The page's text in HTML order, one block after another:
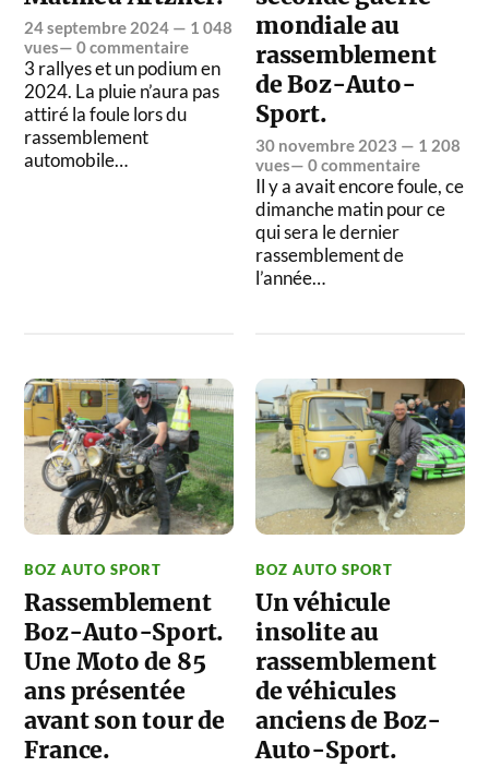
24 septembre 2024 — 1 048
vues—0 commentaire
3 rallyes et un podium en
2024. La pluie n’aura pas
attiré la foule lors du
rassemblement
automobile…
mondiale au
rassemblement
de Boz-Auto-
Sport.
30 novembre 2023 — 1 208
vues—0 commentaire
Il y a avait encore foule, ce
dimanche matin pour ce
qui sera le dernier
rassemblement de
l’année…
BOZ AUTO SPORT
Rassemblement
Boz-Auto-Sport.
Une Moto de 85
ans présentée
avant son tour de
France.
BOZ AUTO SPORT
Un véhicule
insolite au
rassemblement
de véhicules
anciens de Boz-
Auto-Sport.